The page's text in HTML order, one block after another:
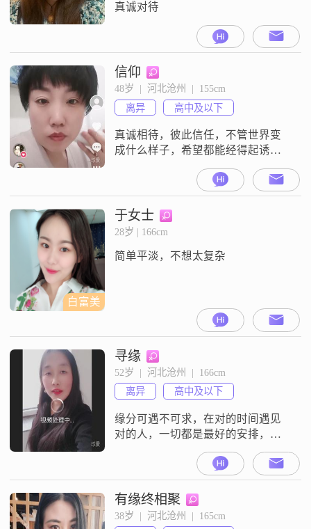
真诚对待
信仰
48岁  |  河北沧州  |  155cm
离异
高中及以下
真诚相待，彼此信任，不管世界变
成什么样子，希望都能经得起诱惑
白富美
于女士
28岁 | 166cm
简单平淡，不想太复杂
寻缘
52岁  |  河北沧州  |  166cm
离异
高中及以下
缘分可遇不可求，在对的时间遇见
对的人，一切都是最好的安排，懂
有缘终相聚
38岁  |  河北沧州  |  165cm